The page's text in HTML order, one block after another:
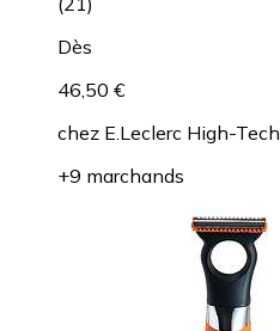
Dès
46,50 €
chez E.Leclerc High-Tech
+9 marchands